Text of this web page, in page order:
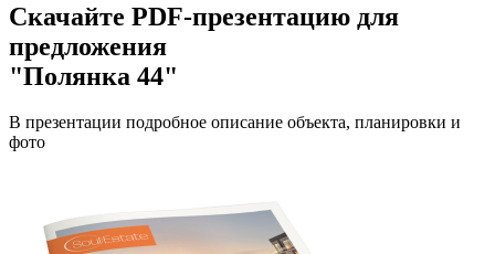
Скачайте PDF-презентацию для
предложения
"Полянка 44"
В презентации подробное описание объекта, планировки и
фото